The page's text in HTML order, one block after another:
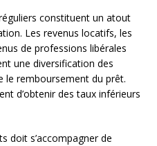
constituent un atout
Les revenus locatifs, les
de professions libérales
une diversification des
le remboursement du prêt.
d’obtenir des taux inférieurs
doit s’accompagner de